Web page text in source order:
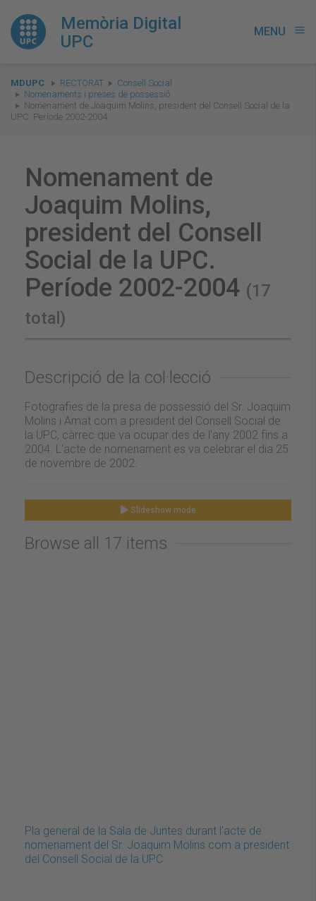
Memòria Digital
UPC
MENU menu
You
are
here:
MDUPC RECTORAT
Consell Social
Nomenaments i preses de possessió
Nomenament de Joaquim Molins, president del Consell Social de la
UPC. Període 2002-2004
Nomenament de
Joaquim Molins,
president del Consell
Social de la UPC.
Període 2002-2004 (17
total)
Descripció de la col·lecció
Fotografies de la presa de possessió del Sr. Joaquim
Molins i Amat com a president del Consell Social de
la UPC, càrrec que va ocupar des de l'any 2002 fins a
2004. L'acte de nomenament es va celebrar el dia 25
de novembre de 2002.
Slideshow mode
Browse all 17 items
Pla general de la Sala de Juntes durant l'acte de
nomenament del Sr. Joaquim Molins com a president
del Consell Social de la UPC